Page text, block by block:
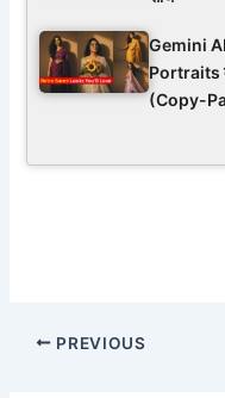
Gemini
Portraits
(Copy-
PREVIOUS